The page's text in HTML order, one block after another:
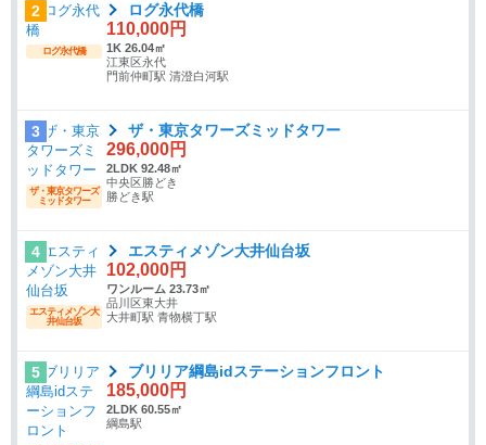
2
ログ永代橋
ログ永代橋
110,000円
1K 26.04㎡
江東区永代
門前仲町駅 清澄白河駅
3
ザ・東京タワーズ
ミッドタワー
ザ・東京タワーズミッドタワー
296,000円
2LDK 92.48㎡
中央区勝どき
勝どき駅
4
エスティメゾン大
井仙台坂
エスティメゾン大井仙台坂
102,000円
ワンルーム 23.73㎡
品川区東大井
大井町駅 青物横丁駅
5 ブリリア綱島idステーションフロント
185,000円
2LDK 60.55㎡
綱島駅